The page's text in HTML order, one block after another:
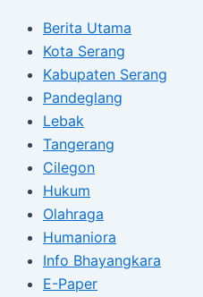
Berita Utama
Kota Serang
Kabupaten Serang
Pandeglang
Lebak
Tangerang
Cilegon
Hukum
Olahraga
Humaniora
Info Bhayangkara
E-Paper